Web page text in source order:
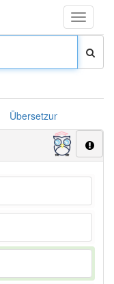
Toggle
Übersetzung